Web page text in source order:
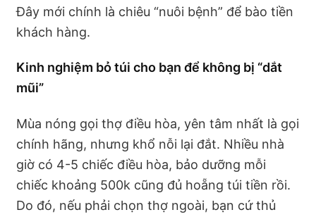
Đây mới chính là chiêu “nuôi bệnh” để bào tiền
khách hàng.
Kinh nghiệm bỏ túi cho bạn để không bị “dắt
mũi”
Mùa nóng gọi thợ điều hòa, yên tâm nhất là gọi
chính hãng, nhưng khổ nỗi lại đắt. Nhiều nhà
giờ có 4-5 chiếc điều hòa, bảo dưỡng mỗi
chiếc khoảng 500k cũng đủ hoẵng túi tiền rồi.
Do đó, nếu phải chọn thợ ngoài, bạn cứ thủ